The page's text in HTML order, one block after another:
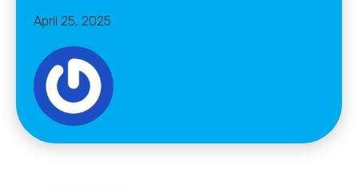
April 25, 2025